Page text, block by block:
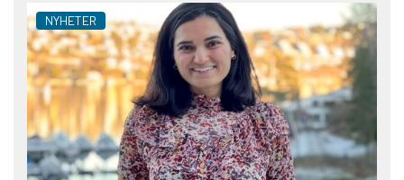
NYHETER